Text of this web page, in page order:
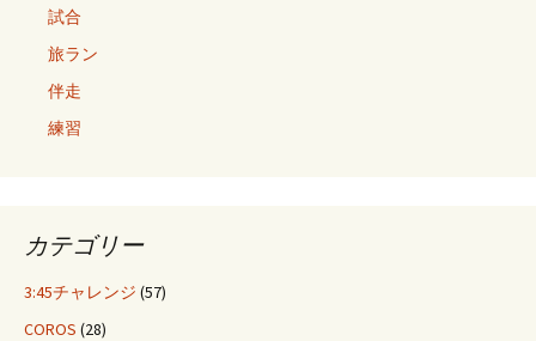
試合
旅ラン
伴走
練習
カテゴリー
3:45チャレンジ (57)
COROS (28)